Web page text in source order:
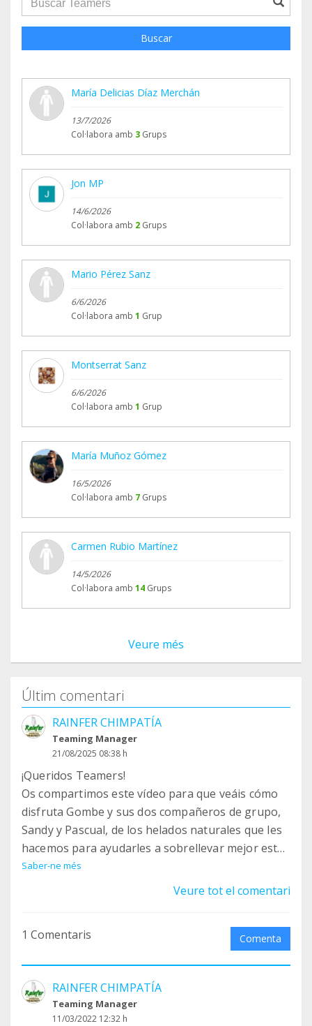
Buscar
María Delicias Díaz Merchán
13/7/2026
Col·labora amb 3 Grups
Jon MP
14/6/2026
Col·labora amb 2 Grups
Mario Pérez Sanz
6/6/2026
Col·labora amb 1 Grup
Montserrat Sanz
6/6/2026
Col·labora amb 1 Grup
María Muñoz Gómez
16/5/2026
Col·labora amb 7 Grups
Carmen Rubio Martínez
14/5/2026
Col·labora amb 14 Grups
Veure més
Últim comentari
RAINFER CHIMPATÍA
Teaming Manager
21/08/2025 08:38 h
¡Queridos Teamers!
Os compartimos este vídeo para que veáis cómo
disfruta Gombe y sus dos compañeros de grupo,
Sandy y Pascual, de los helados naturales que les
hacemos para ayudarles a sobrellevar mejor este
calor del verano. Gracias a vuestra ayuda, Gombe
puede tener una vida tranquila y digna junto a sus
Saber-ne més
Veure tot el comentari
1 Comentaris Comenta
RAINFER CHIMPATÍA
Teaming Manager
11/03/2022 12:32 h